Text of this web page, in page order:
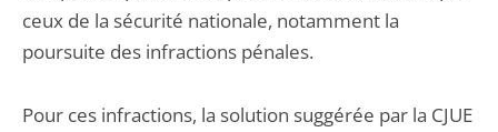
ceux de la sécurité nationale, notamment la
poursuite des infractions pénales.
Pour ces infractions, la solution suggérée par la CJUE